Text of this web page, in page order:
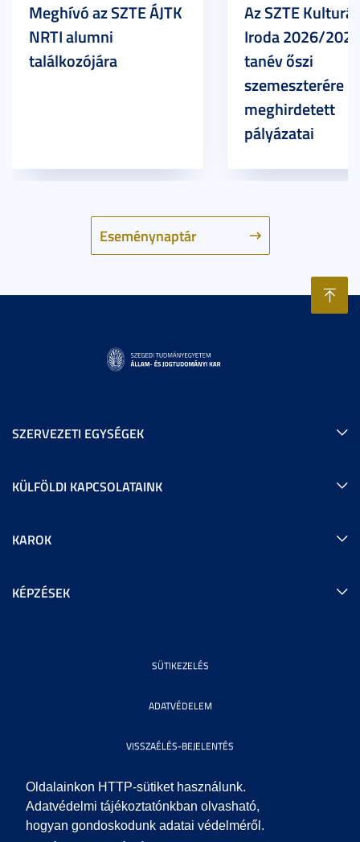
Oldalainkon HTTP-sütiket használunk.
Adatvédelmi tájékoztatónkban olvasható,
hogyan gondoskodunk adatai védelméről.
Eseménynaptár
Meghívó az SZTE ÁJTK
NRTI alumni
találkozójára
Az SZTE
Iroda 2026/
tanév őszi
szemeszterére
meghirdetett
pályázatai
SZERVEZETI EGYSÉGEK
KÜLFÖLDI KAPCSOLATAINK
KAROK
KÉPZÉSEK
SÜTIKEZELÉS
ADATVÉDELEM
VISSZAÉLÉS-BEJELENTÉS
KÖZÉRDEKŰ ADATOK
IMPRESSZUM